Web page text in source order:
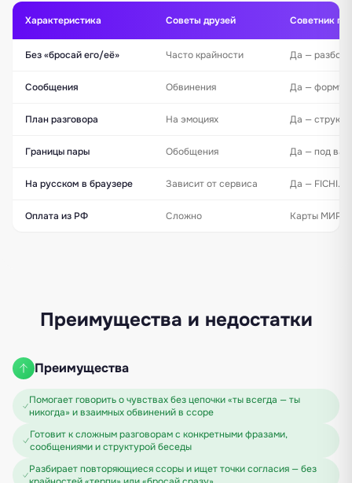
Характеристика Советы друзей Советник по
Без «бросай его/её» Часто крайности Да — разбор
Сообщения Обвинения Да —
План разговора На эмоциях Да —
Границы пары Обобщения Да — под ваш
На русском в браузере Зависит от сервиса Да — FICHI.AI
Оплата из РФ Сложно Карты МИР,
Преимущества и недостатки
Преимущества
Помогает говорить о чувствах без цепочки «ты всегда — ты
никогда» и взаимных обвинений в ссоре
Готовит к сложным разговорам с конкретными фразами,
сообщениями и структурой беседы
Разбирает повторяющиеся ссоры и ищет точки согласия — без